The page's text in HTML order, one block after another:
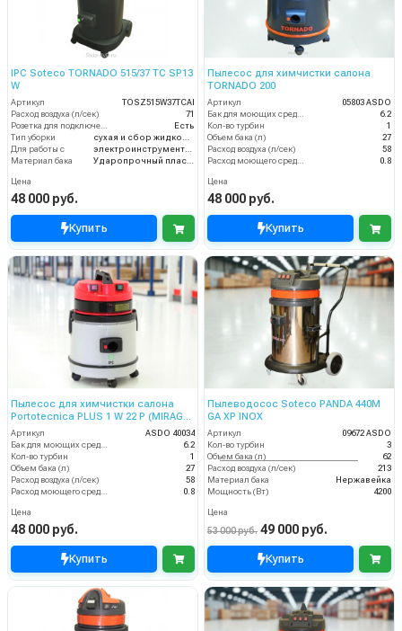
IPC Soteco TORNADO 515/37 TC SP13
W
Артикул
TOSZ515W37TCAI
Расход воздуха (л/сек)
71
Розетка для подключения инструмента
Есть
Тип уборки
сухая и сбор жидкостей
Для работы с
электроинструментом
Материал бака
Ударопрочный пластик
Цена
48 000 руб.
Купить
Пылесос для химчистки салона
TORNADO 200
Артикул
05803 ASDO
Бак для моющих средств
6.2
Кол-во турбин
1
Объем бака (л)
27
Расход воздуха (л/сек)
58
Расход моющего средства
0.8
Цена
48 000 руб.
Купить
Пылесос для химчистки салона
Portotecnica PLUS 1 W 22 P (MIRAGE
SUPER)
Артикул
ASDO 40034
6.2
Кол-во турбин
1
Объем бака (л)
27
Расход воздуха (л/сек)
58
0.8
Цена
48 000 руб.
Купить
Пылеводосос Soteco PANDA 440M
GA XP INOX
Артикул
09672 ASDO
Кол-во турбин
3
Объем бака (л)
62
Расход воздуха (л/сек)
213
Материал бака
Нержавейка
Мощность (Вт)
4200
Цена
53 000 руб. 49 000 руб.
Купить